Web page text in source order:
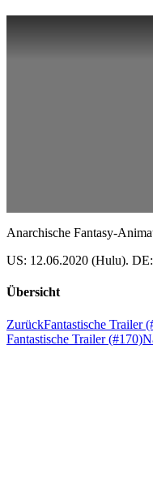
Anarchische Fantasy-
US: 12.06.2020 (Hulu).
Übersicht
ZurückFantastische Trailer
Fantastische Trailer (#170)